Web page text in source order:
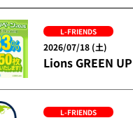
L-FRIENDS
2026/07/18 (土)
Lions GREEN
L-FRIENDS